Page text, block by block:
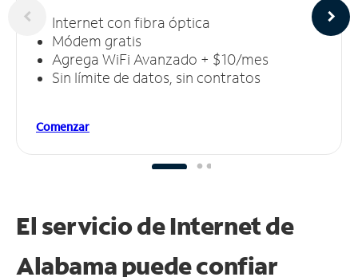
Internet con fibra óptica
Módem gratis
Agrega WiFi Avanzado + $10/mes
Sin límite de datos, sin contratos
Comenzar
El servicio de Internet de
Alabama puedeconfiar